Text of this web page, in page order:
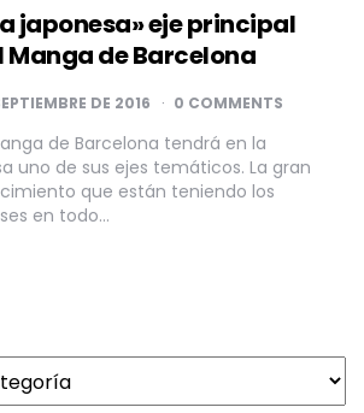
japonesa» eje principal
Manga de Barcelona
DE 2016 0 COMMENTS
de Barcelona tendrá en la
uno de sus ejes temáticos. La gran
que están teniendo los
en todo…